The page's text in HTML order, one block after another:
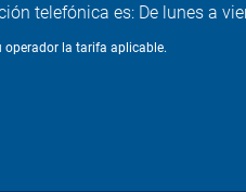
telefónica es: De lunes a
operador la tarifa aplicable.